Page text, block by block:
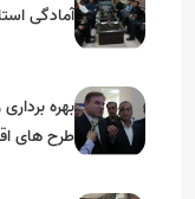
آمادگی
بهره
طرح های